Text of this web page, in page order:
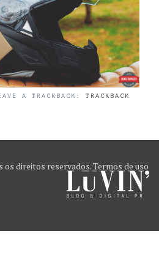
A TRACKBACK: TRACKBACK
os direitos reservados.Termos de uso